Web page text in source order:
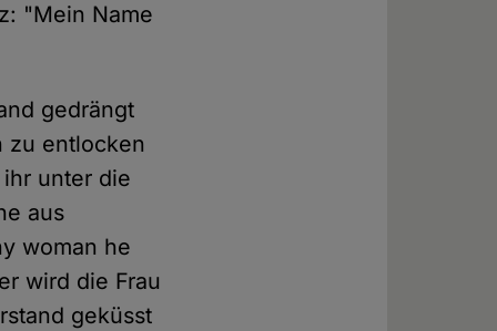
"Mein Name
gedrängt
zu entlocken
unter die
aus
woman he
wird die Frau
geküsst